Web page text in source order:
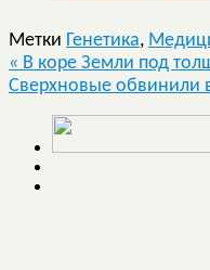
Метки Генетика,
« В коре Земли под
Сверхновые обвинили